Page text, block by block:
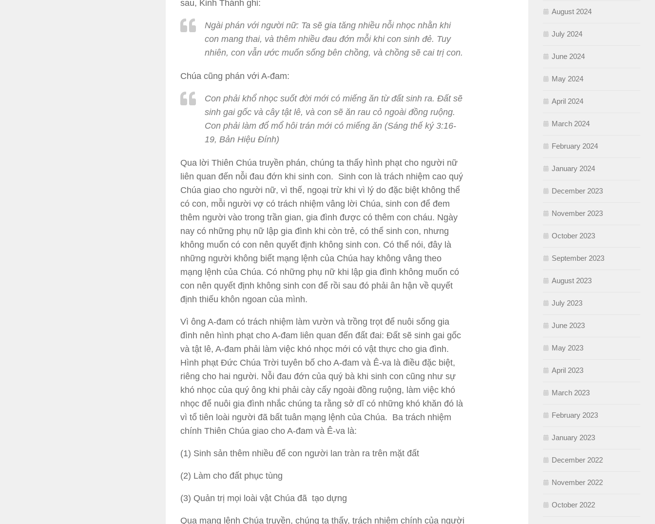
sau, Kinh Thánh ghi:
Ngài phán với người nữ: Ta sẽ gia tăng nhiều nỗi nhọc nhằn khi
con mang thai, và thêm nhiều đau đớn mỗi khi con sinh đẻ. Tuy
nhiên, con vẫn ước muốn sống bên chồng, và chồng sẽ cai trị con.
Chúa cũng phán với A-đam:
Con phải khổ nhọc suốt đời mới có miếng ăn từ đất sinh ra. Đất sẽ
sinh gai gốc và cây tật lê, và con sẽ ăn rau cỏ ngoài đồng ruộng.
Con phải làm đổ mổ hôi trán mới có miếng ăn (Sáng thế ký 3:16-
19, Bản Hiệu Đính)
Qua lời Thiên Chúa truyền phán, chúng ta thấy hình phạt cho người nữ
liên quan đến nỗi đau đớn khi sinh con. Sinh con là trách nhiệm cao quý
Chúa giao cho người nữ, vì thế, ngoại trừ khi vì lý do đặc biệt không thể
có con, mỗi người vợ có trách nhiệm vâng lời Chúa, sinh con để đem
thêm người vào trong trần gian, gia đình được có thêm con cháu. Ngày
nay có những phụ nữ lập gia đình khi còn trẻ, có thể sinh con, nhưng
không muốn có con nên quyết định không sinh con. Có thể nói, đây là
những người không biết mạng lệnh của Chúa hay không vâng theo
mạng lệnh của Chúa. Có những phụ nữ khi lập gia đình không muốn có
con nên quyết định không sinh con để rồi sau đó phải ân hận về quyết
định thiếu khôn ngoan của mình.
Vì ông A-đam có trách nhiệm làm vườn và trồng trọt để nuôi sống gia
đình nên hình phạt cho A-đam liên quan đến đất đai: Đất sẽ sinh gai gốc
và tật lê, A-đam phải làm việc khó nhọc mới có vật thực cho gia đình.
Hình phạt Đức Chúa Trời tuyên bố cho A-đam và Ê-va là điều đặc biệt,
riêng cho hai người. Nỗi đau đớn của quý bà khi sinh con cũng như sự
khó nhọc của quý ông khi phải cày cấy ngoài đồng ruộng, làm việc khó
nhọc để nuôi gia đình nhắc chúng ta rằng sở dĩ có những khó khăn đó là
vì tổ tiên loài người đã bất tuân mạng lệnh của Chúa. Ba trách nhiệm
chính Thiên Chúa giao cho A-đam và Ê-va là:
(1) Sinh sản thêm nhiều để con người lan tràn ra trên mặt đất
(2) Làm cho đất phục tùng
(3) Quản trị mọi loài vật Chúa đã tạo dựng
Qua mạng lệnh Chúa truyền, chúng ta thấy, trách nhiệm chính của người
August 2024
July 2024
June 2024
May 2024
April 2024
March 2024
February 2024
January 2024
December 2023
November 2023
October 2023
September 2023
August 2023
July 2023
June 2023
May 2023
April 2023
March 2023
February 2023
January 2023
December 2022
November 2022
October 2022